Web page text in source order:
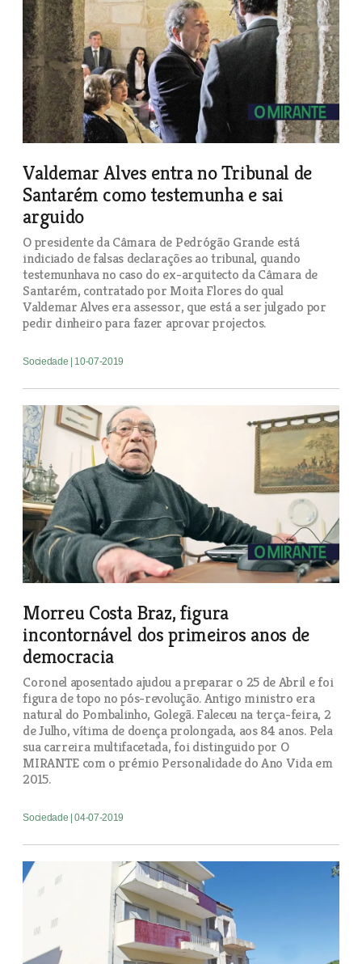
Valdemar Alves entra no Tribunal de
Santarém como testemunha e sai
arguido
O presidente da Câmara de Pedrógão Grande está
indiciado de falsas declarações ao tribunal, quando
testemunhava no caso do ex-arquitecto da Câmara de
Santarém, contratado por Moita Flores do qual
Valdemar Alves era assessor, que está a ser julgado por
pedir dinheiro para fazer aprovar projectos.
Sociedade | 10-07-2019
Morreu Costa Braz, figura
incontornável dos primeiros anos de
democracia
Coronel aposentado ajudou a preparar o 25 de Abril e foi
figura de topo no pós-revolução. Antigo ministro era
natural do Pombalinho, Golegã. Faleceu na terça-feira, 2
de Julho, vítima de doença prolongada, aos 84 anos. Pela
sua carreira multifacetada, foi distinguido por O
MIRANTE com o prémio Personalidade do Ano Vida em
2015.
Sociedade | 04-07-2019